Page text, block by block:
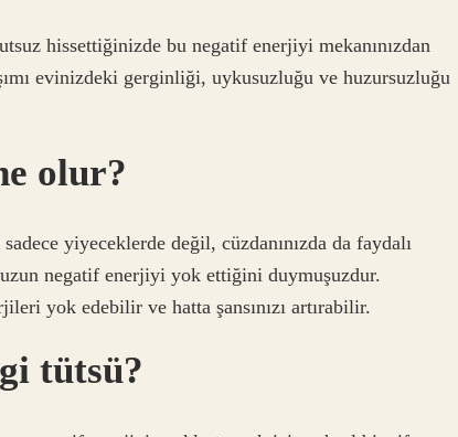
hissettiğinizde bu negatif enerjiyi mekanınızdan
evinizdeki gerginliği, uykusuzluğu ve huzursuzluğu
olur?
yiyeceklerde değil, cüzdanınızda da faydalı
negatif enerjiyi yok ettiğini duymuşuzdur.
yok edebilir ve hatta şansınızı artırabilir.
tütsü?